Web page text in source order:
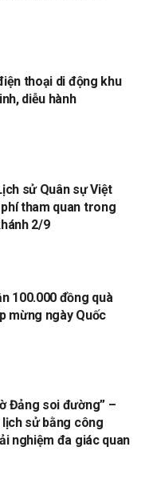
thoại di động khu
diễu hành
sử Quân sự Việt
tham quan trong
2/9
100.000 đồng quà
mừng ngày Quốc
Đảng soi đường” –
lịch sử bằng công
nghiệm đa giác quan